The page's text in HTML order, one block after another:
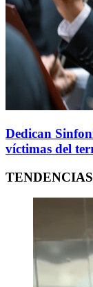
Dedican
víctimas del
TENDENCIAS